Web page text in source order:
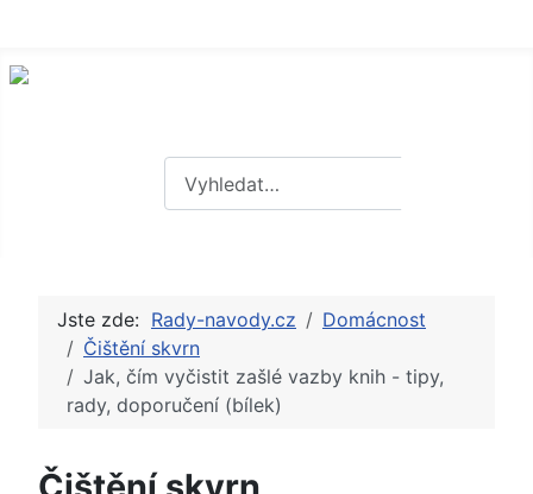
Jste zde: Rady-navody.cz
Domácnost
Čištění skvrn
Jak, čím vyčistit zašlé vazby knih - tipy,
rady, doporučení (bílek)